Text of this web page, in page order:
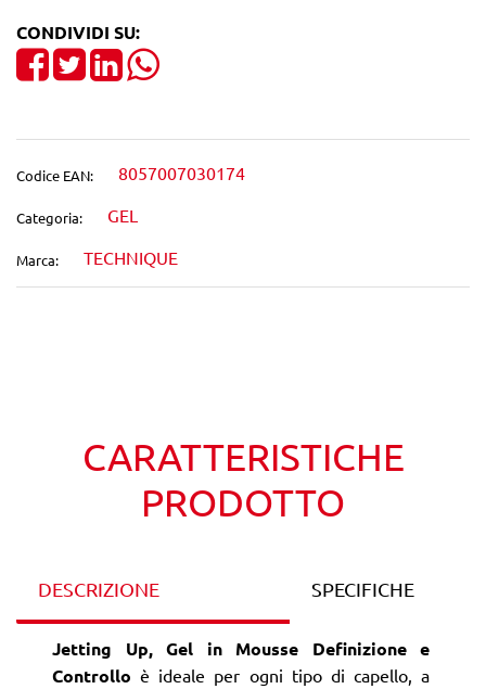
CONDIVIDI SU:
Share on Facebook
TweetShare on LinkedIn
Codice EAN: 8057007030174
Categoria: GEL
Marca: TECHNIQUE
CARATTERISTICHE
PRODOTTO
DESCRIZIONE SPECIFICHE
Jetting Up, Gel in Mousse Definizione e
Controllo è ideale per ogni tipo di capello, a